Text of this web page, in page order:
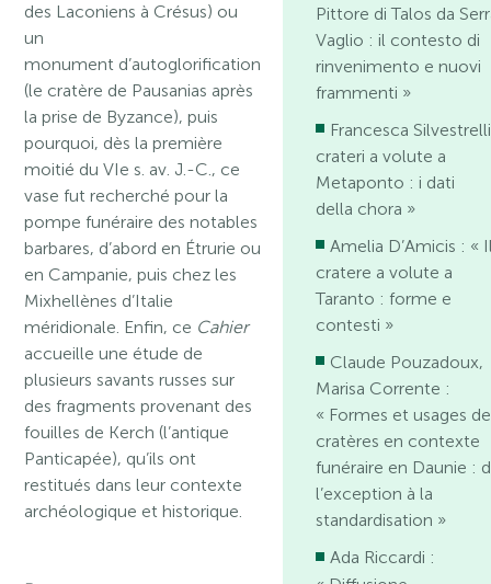
des Laconiens à Crésus) ou
un
monument d’autoglorification
(le cratère de Pausanias après
la prise de Byzance), puis
pourquoi, dès la première
moitié du VIe s. av. J.-C., ce
vase fut recherché pour la
pompe funéraire des notables
barbares, d’abord en Étrurie ou
en Campanie, puis chez les
Mixhellènes d’Italie
méridionale. Enfin, ce Cahier
accueille une étude de
plusieurs savants russes sur
des fragments provenant des
fouilles de Kerch (l’antique
Panticapée), qu’ils ont
restitués dans leur contexte
archéologique et historique.
Pittore di Talos da
Vaglio : il contesto di
rinvenimento e nuovi
frammenti »
Francesca
crateri a volute a
Metaponto : i dati
della chora »
Amelia D’Amicis : «
cratere a volute a
Taranto : forme e
contesti »
Claude Pouzadoux,
Marisa Corrente :
« Formes et usages
cratères en contexte
funéraire en Daunie :
l’exception à la
standardisation »
Ada Riccardi : ​